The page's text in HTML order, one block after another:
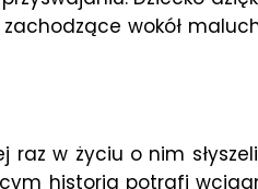
wokół
w życiu o nim
historią potrafi